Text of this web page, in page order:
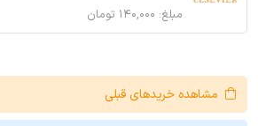
مبلغ: ۱۴۰,۰۰۰ تومان
مشاهده خریدهای قبلی